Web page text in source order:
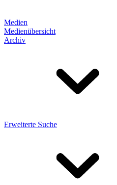
Medien
Medienübersicht
Archiv
Erweiterte Suche